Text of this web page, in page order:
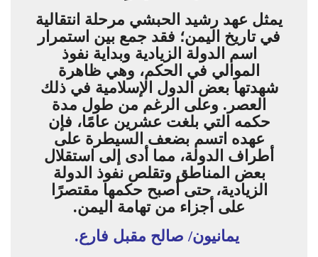
يمثل عهد رشيد الحبشي مرحلة انتقالية
في تاريخ اليمن؛ فقد جمع بين استمرار
اسم الدولة الزيادية وبداية نفوذ
الموالي في الحكم، وهي ظاهرة
شهدتها بعض الدول الإسلامية في ذلك
العصر. وعلى الرغم من طول مدة
حكمه التي بلغت عشرين عامًا، فإن
عهده اتسم بضعف السيطرة على
أطراف الدولة، مما أدى إلى استقلال
بعض المناطق وتقلص نفوذ الدولة
الزيادية، حتى أصبح حكمها مقتصرًا
على أجزاء من تهامة اليمن.
يمانيون/ صالح مقبل فارع.